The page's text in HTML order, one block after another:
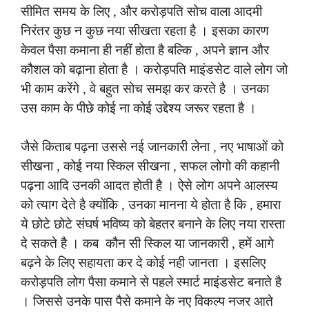
सीमित समय के लिए , और करोड़पति सोच वाला आदमी
निरंतर कुछ न कुछ नया सीखता रहता है । इसका कारण
केवल पैसा कमाना ही नहीं होता है बल्कि , अपने ज्ञान और
कौशल को बढ़ाना होता है । करोड़पति माइंडसेट वाले लोग जो
भी काम करेंगे , वे बहुत सोच समझ कर करते है । उनका
उस काम के पीछे कोई ना कोई उद्देश्य जरूर रहता है ।
जैसे किताब पढ़ना उससे नई जानकारी लेना , नए भाषाओं को
सीखना , कोई नया स्किल सीखना , सफल लोगो की कहानी
पढ़ना आदि उनकी आदत होती है । ऐसे लोग अपने आलस्य
को त्याग देते है क्योंकि , उनका मानना ये होता है कि , हमारा
ये छोटे छोटे संघर्ष भविष्य को बेहतर बनाने के लिए नया रास्ता
दे सकते है । कब कौन सी स्किल या जानकारी , हमें आगे
बढ़ने के लिए सहायता कर दे कोई नही जानता । इसलिए
करोड़पति लोग पैसा कमाने से पहले स्मार्ट माइंडसेट बनाते है
। जिससे उनके पास पैसे कमाने के नए विकल्प नजर आते